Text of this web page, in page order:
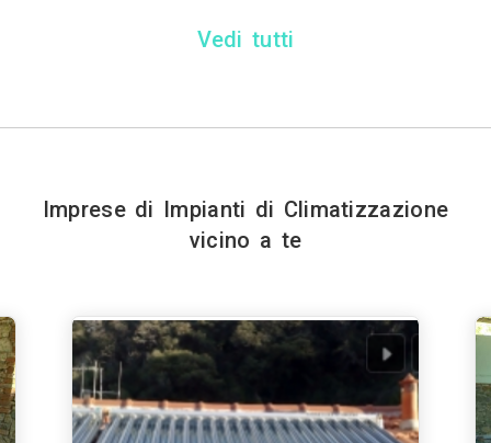
Vedi tutti
Imprese di Impianti di Climatizzazione
vicino a te